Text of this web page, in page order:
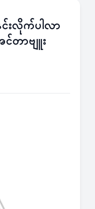
င်းလိုက်ပါလာ
တာဗျူး